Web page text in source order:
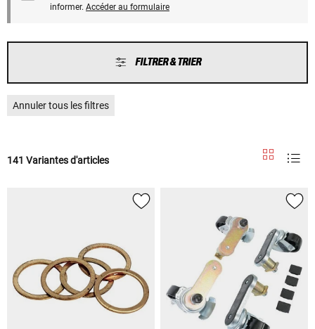
informer. Accéder au formulaire
FILTRER & TRIER
Annuler tous les filtres
141 Variantes d'articles